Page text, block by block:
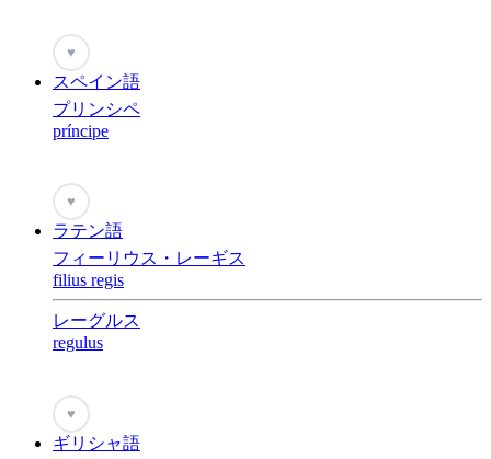
♥
スペイン語
プリンシペ
príncipe
♥
ラテン語
フィーリウス・レーギス
filius regis
レーグルス
regulus
♥
ギリシャ語